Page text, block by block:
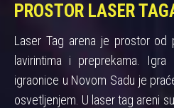
PROSTOR LASER
Laser Tag arena je prostor
lavirintima i preprekama.
igraonice u Novom Sadu je
osvetljenjem. U laser tag areni